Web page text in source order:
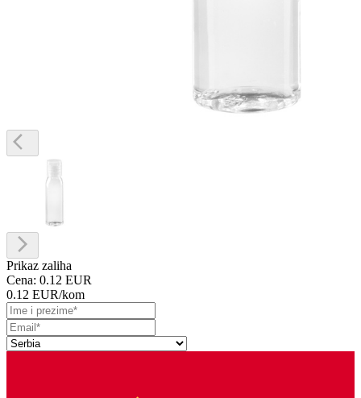
Prikaz zaliha
Cena: 0.12 EUR
0.12 EUR/kom